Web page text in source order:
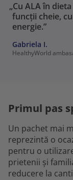
„Cu ALA în
funcții cheie,
energie.”
Gabriela I.
HealthyWorld
Primul pas
Un pachet mai
reprezintă o
pentru o
prietenii și
reducere la